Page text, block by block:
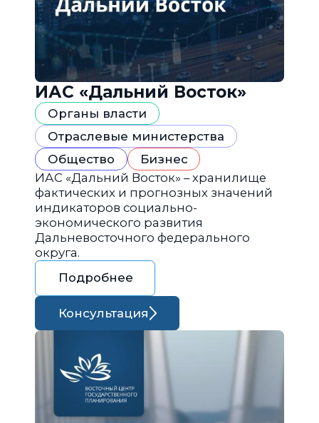
ИАС «Дальний Восток»
Органы власти
Отраслевые министерства
Общество
Бизнес
ИАС «Дальний Восток» – хранилище
фактических и прогнозных значений
индикаторов социально-
экономического развития
Дальневосточного федерального
округа.
Подробнее
Консультация